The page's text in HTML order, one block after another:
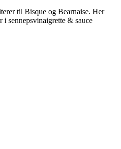
til Bisque og Bearnaise. Her
i sennepsvinaigrette & sauce